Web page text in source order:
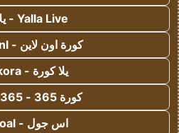
Yalla Live - يلا لايف
كورة اون لاين - koora onl
يلا كورة - yallakora
كورة 365 - kooora 365
اس جول - AS Goal